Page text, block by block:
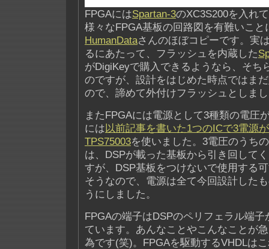
FPGAにはSpartan-3のXC3S200を入れ
様々なFPGA基板の回路図を有難いこと
HumanDataさんのほぼコピーです。実
るにあたって、フラッシュを内蔵した
がDigiKeyで購入できるようなら、そち
のですが、設計をはじめた時点ではま
ので、諦めて外付けフラッシュとしま
またFPGAには電源として3種類の電圧
には 以前記事を書いた1つのICで3電源
TPS75003を使いました。3電圧のうち
は、DSPが載った基板から引き回して
すが、DSP基板をつけないで使用する
そうなので、電源は全て今回設計した
うにしました。
FPGAの端子はDSPのペリフェラル端
ています。あんなことやこんなことが
為です(笑)。FPGAを駆動するVHDLは